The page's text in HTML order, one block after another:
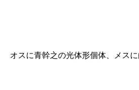
スに青幹之の光体形個体、メス